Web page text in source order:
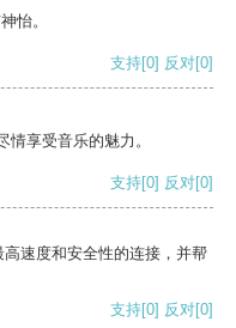
怡。
支持[0] 反对[0]
享受音乐的魅力。
支持[0] 反对[0]
速度和安全性的连接，并帮
支持[0] 反对[0]